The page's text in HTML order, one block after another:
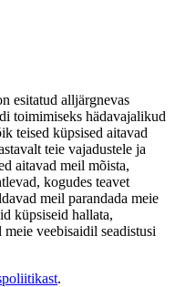
esitatud alljärgnevas
toimimiseks hädavajalikud
teised küpsised aitavad
teie vajadustele ja
aitavad meil mõista,
kogudes teavet
meil parandada meie
küpsiseid hallata,
veebisaidil seadistusi
.